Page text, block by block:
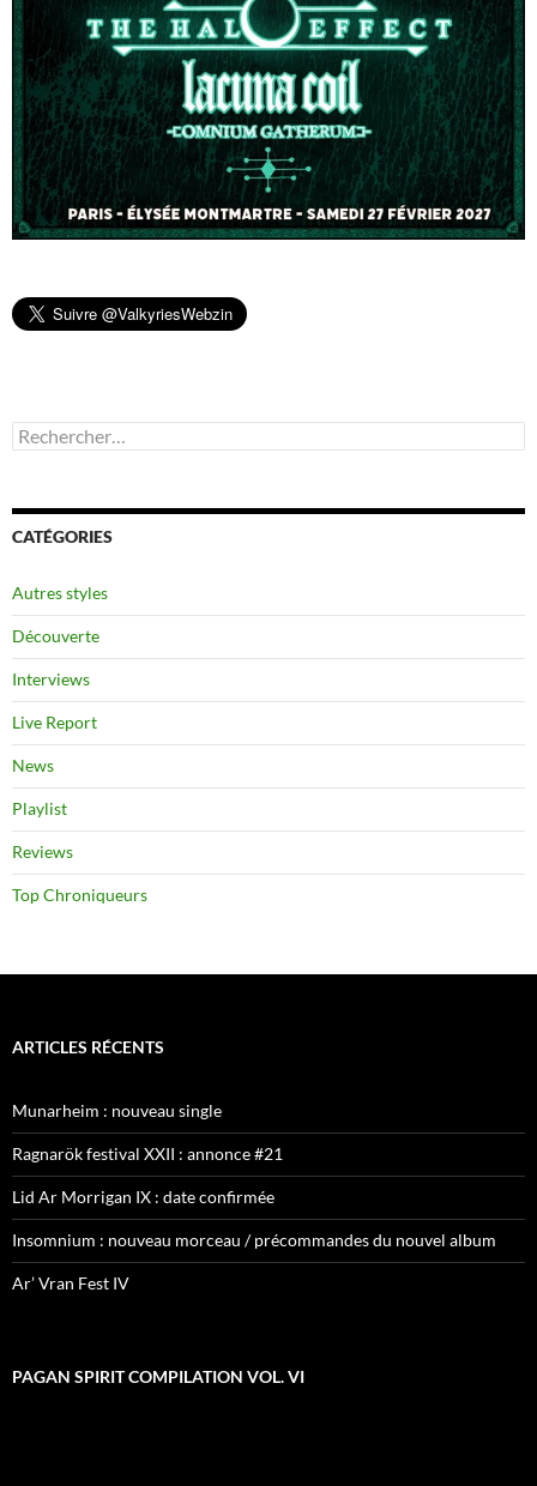
Rechercher :
CATÉGORIES
Autres styles
Découverte
Interviews
Live Report
News
Playlist
Reviews
Top Chroniqueurs
ARTICLES RÉCENTS
Munarheim : nouveau single
Ragnarök festival XXII : annonce #21
Lid Ar Morrigan IX : date confirmée
Insomnium : nouveau morceau / précommandes du nouvel album
Ar’ Vran Fest IV
PAGAN SPIRIT COMPILATION VOL. VI